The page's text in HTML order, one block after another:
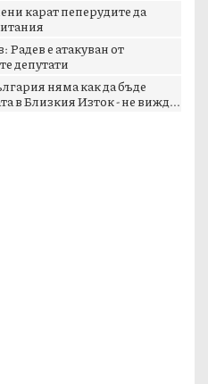
карат пеперудите да
Радев е атакуван от
депутати
няма как да бъде
в Близкия Изток - не вижд...